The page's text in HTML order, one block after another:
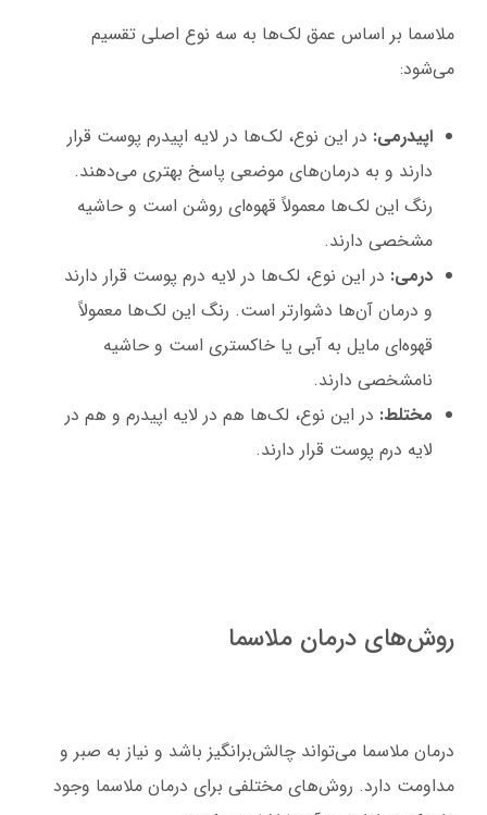
ملاسما بر اساس عمق لک‌ها به سه نوع اصلی تقسیم
می‌شود:
اپیدرمی: در این نوع، لک‌ها در لایه اپیدرم پوست قرار
دارند و به درمان‌های موضعی پاسخ بهتری می‌دهند.
رنگ این لک‌ها معمولاً قهوه‌ای روشن است و حاشیه
مشخصی دارند.
درمی: در این نوع، لک‌ها در لایه درم پوست قرار دارند
و درمان آن‌ها دشوارتر است. رنگ این لک‌ها معمولاً
قهوه‌ای مایل به آبی یا خاکستری است و حاشیه
نامشخصی دارند.
مختلط: در این نوع، لک‌ها هم در لایه اپیدرم و هم در
لایه درم پوست قرار دارند.
روش‌های درمان ملاسما
درمان ملاسما می‌تواند چالش‌برانگیز باشد و نیاز به صبر و
مداومت دارد. روش‌های مختلفی برای درمان ملاسما وجود